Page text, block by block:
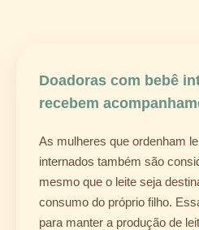
Doadoras com bebê
recebem
As mulheres que ordenham
internados também são
mesmo que o leite seja
consumo do próprio filho.
para manter a produção de